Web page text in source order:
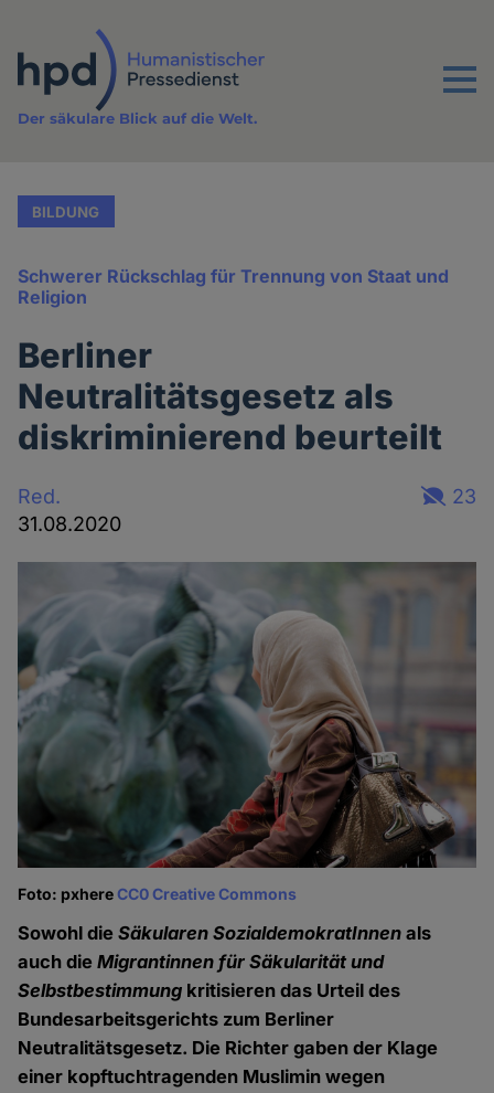
Inhalt
Menu
Der säkulare Blick auf die Welt.
BILDUNG
Schwerer Rückschlag für Trennung von Staat und
Religion
Berliner
Neutralitätsgesetz als
diskriminierend beurteilt
Red.
31.08.2020
23
Foto: pxhereCC0 Creative Commons
Sowohl dieSäkularen SozialdemokratInnen als
auch dieMigrantinnen für Säkularität und
Selbstbestimmung kritisieren das Urteil des
Bundesarbeitsgerichts zum Berliner
Neutralitätsgesetz. Die Richter gaben der Klage
einer kopftuchtragenden Muslimin wegen